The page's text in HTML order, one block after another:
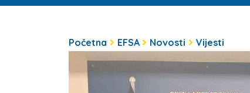
Početna EFSA Novosti Vijesti